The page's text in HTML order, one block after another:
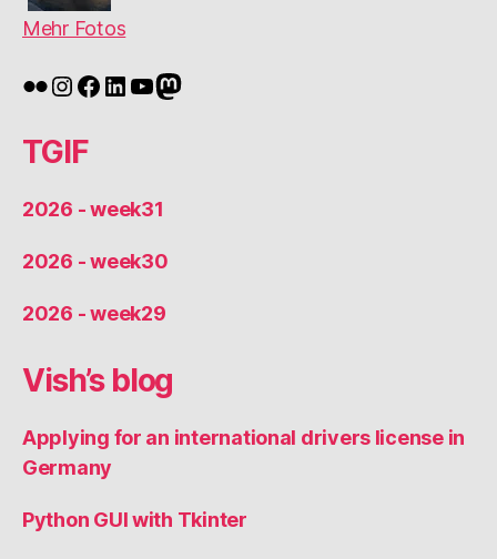
Mehr Fotos
Flickr
Instagram
Facebook
LinkedIn
YouTube
Mastodon
TGIF
2026 - week31
2026 - week30
2026 - week29
Vish’s blog
Applying for an international drivers license in
Germany
Python GUI with Tkinter